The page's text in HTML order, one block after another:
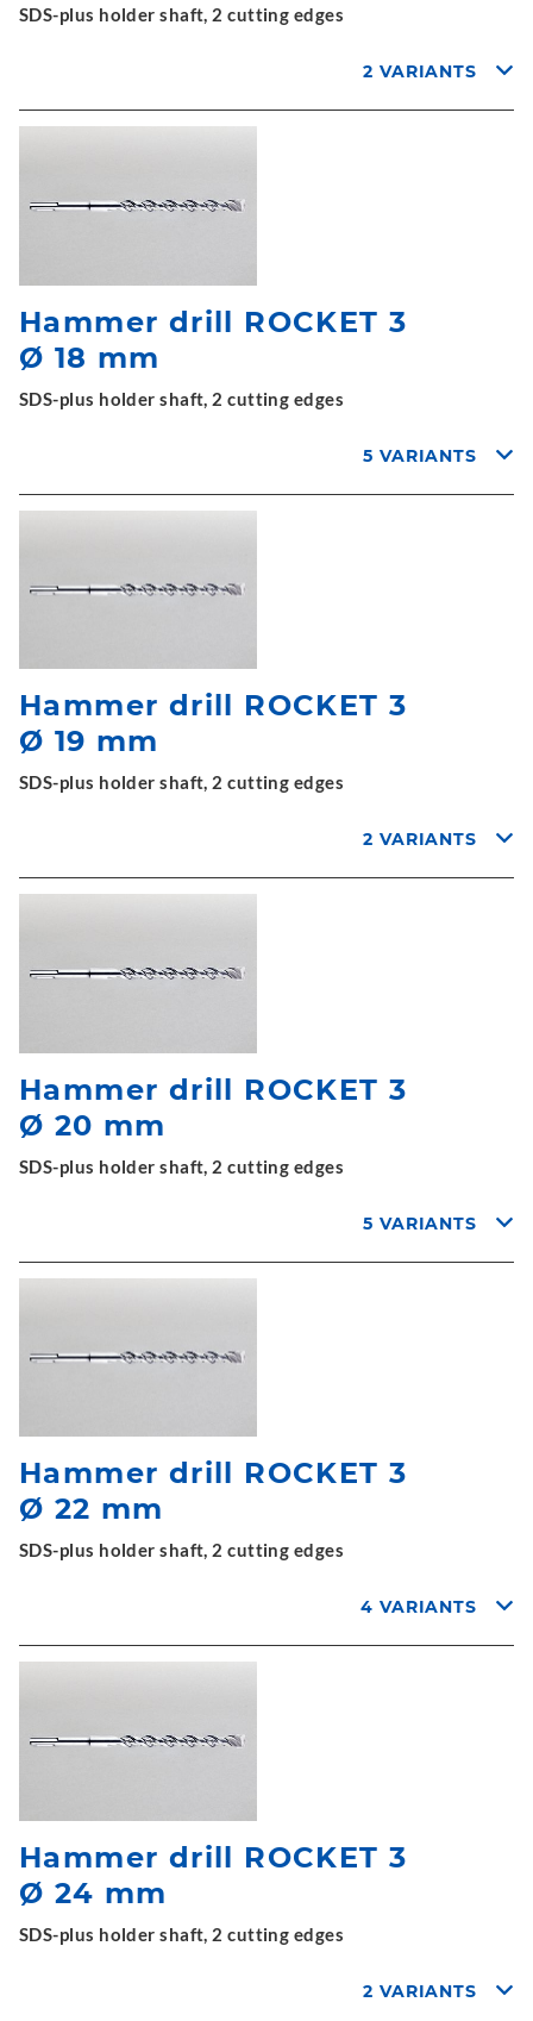
SDS-plus holder shaft, 2 cutting edges
2 VARIANTS
Hammer drill ROCKET 3
Ø 18 mm
SDS-plus holder shaft, 2 cutting edges
5 VARIANTS
Hammer drill ROCKET 3
Ø 19 mm
SDS-plus holder shaft, 2 cutting edges
2 VARIANTS
Hammer drill ROCKET 3
Ø 20 mm
SDS-plus holder shaft, 2 cutting edges
5 VARIANTS
Hammer drill ROCKET 3
Ø 22 mm
SDS-plus holder shaft, 2 cutting edges
4 VARIANTS
Hammer drill ROCKET 3
Ø 24 mm
SDS-plus holder shaft, 2 cutting edges
2 VARIANTS